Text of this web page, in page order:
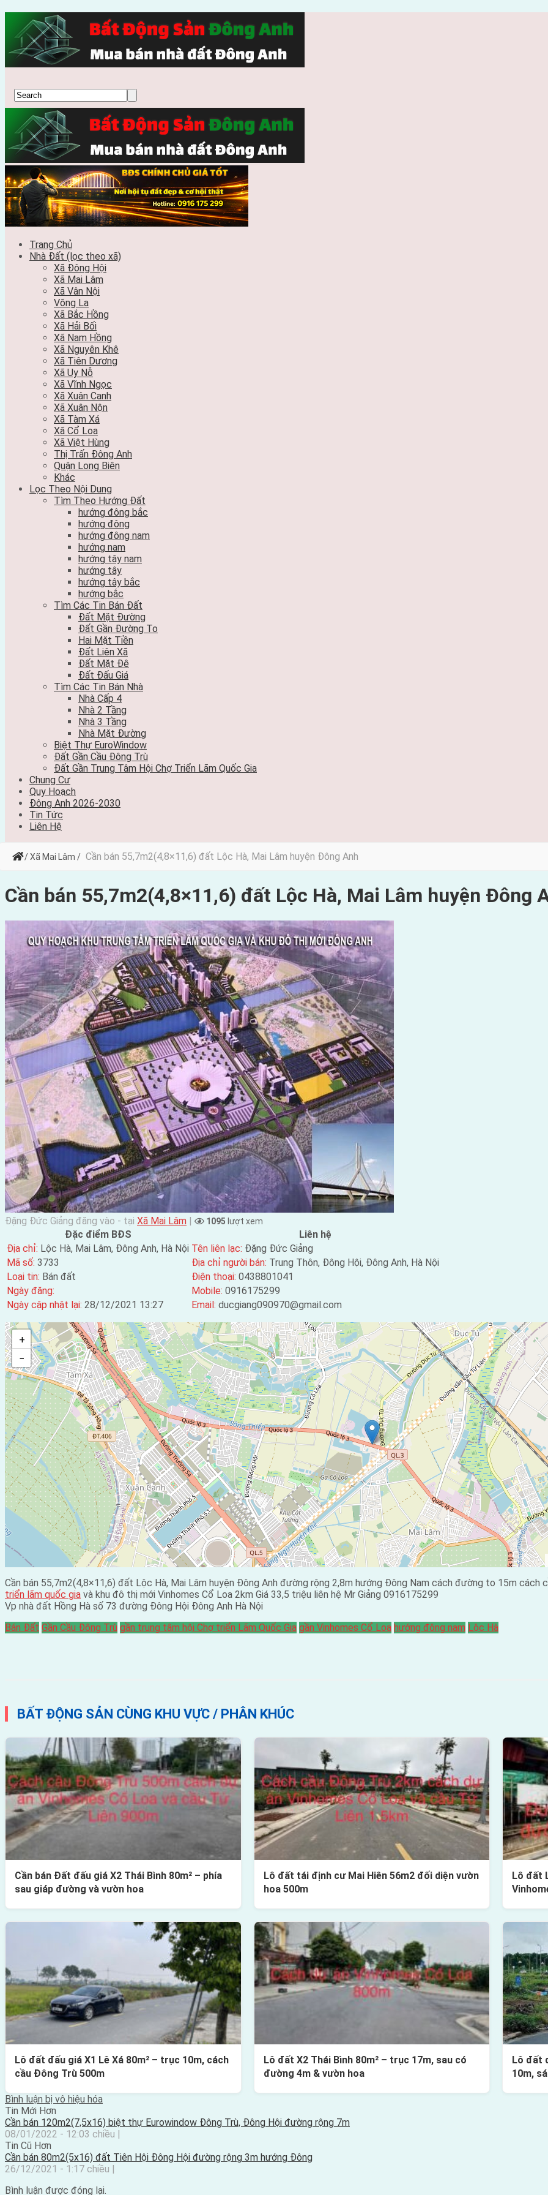
Trang Chủ
Nhà Đất (lọc theo xã)
Xã Đông Hội
Xã Mai Lâm
Xã Vân Nội
Võng La
Xã Bắc Hồng
Xã Hải Bối
Xã Nam Hồng
Xã Nguyên Khê
Xã Tiên Dương
Xã Uy Nỗ
Xã Vĩnh Ngọc
Xã Xuân Canh
Xã Xuân Nộn
Xã Tàm Xá
Xã Cổ Loa
Xã Việt Hùng
Thị Trấn Đông Anh
Quận Long Biên
Khác
Lọc Theo Nội Dung
Tìm Theo Hướng Đất
hướng đông bắc
hướng đông
hướng đông nam
hướng nam
hướng tây nam
hướng tây
hướng tây bắc
hướng bắc
Tìm Các Tin Bán Đất
Đất Mặt Đường
Đất Gần Đường To
Hai Mặt Tiền
Đất Liên Xã
Đất Mặt Đê
Đất Đấu Giá
Tìm Các Tin Bán Nhà
Nhà Cấp 4
Nhà 2 Tầng
Nhà 3 Tầng
Nhà Mặt Đường
Biệt Thự EuroWindow
Đất Gần Cầu Đông Trù
Đất Gần Trung Tâm Hội Chợ Triển Lãm Quốc Gia
Chung Cư
Quy Hoạch
Đông Anh 2026-2030
Tin Tức
Liên Hệ
/ Xã Mai Lâm / Cần bán 55,7m2(4,8×11,6) đất Lộc Hà, Mai Lâm huyện Đông Anh
Cần bán 55,7m2(4,8×11,6) đất Lộc Hà, Mai Lâm huyện Đông
Đặng Đức Giảng đăng vào - tại Xã Mai Lâm | 1095 lượt xem
Đặc điểm BĐS
Liên hệ
Địa chỉ: Lộc Hà, Mai Lâm, Đông Anh, Hà Nội Tên liên lạc: Đặng Đức Giảng
Mã số: 3733 Địa chỉ người bán: Trung Thôn, Đông Hội, Đông Anh, Hà Nội
Loại tin: Bán đất Điện thoại: 0438801041
Ngày đăng:
Mobile: 0916175299
Ngày cập nhật lại: 28/12/2021 13:27 Email: ducgiang090970@gmail.com
+
−
Cần bán 55,7m2(4,8×11,6) đất Lộc Hà, Mai Lâm huyện Đông Anh đường rộng 2,8m hướng Đông Nam cách đường to 15m cách
triển lãm quốc gia và khu đô thị mới Vinhomes Cổ Loa 2km Giá 33,5 triệu liên hệ Mr Giảng 0916175299
Vp nhà đất Hồng Hà số 73 đường Đông Hội Đông Anh Hà Nội
Bán Đất Gần Cầu Đông Trù gần trung tâm hội Chợ triển Lãm Quốc Gia gần Vinhomes Cổ Loa hướng đông nam Lộc Hà
BẤT ĐỘNG SẢN CÙNG KHU VỰC / PHÂN KHÚC
Cần bán Đất đấu giá X2 Thái Bình 80m² – phía
sau giáp đường và vườn hoa
Lô đất tái định cư Mai Hiên 56m2 đối diện vườn
hoa 500m
Lô đất
Lô đất đấu giá X1 Lê Xá 80m² – trục 10m, cách
cầu Đông Trù 500m
Lô đất X2 Thái Bình 80m² – trục 17m, sau có
đường 4m & vườn hoa
Lô đất
10m,
Bình luận bị vô hiệu hóa
Tin Mới Hơn
Cần bán 120m2(7,5x16) biệt thự Eurowindow Đông Trù, Đông Hội đường rộng 7m
08/01/2022 - 12:03 chiều |
Tin Cũ Hơn
Cần bán 80m2(5x16) đất Tiên Hội Đông Hội đường rộng 3m hướng Đông
26/12/2021 - 1:17 chiều |
Bình luận được đóng lại.